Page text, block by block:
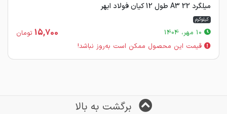
میلگرد 22 A3 طول 12 کیان فولاد ابهر
کیلوگرم
15,700 تومان
قیمت این محصول ممکن است به‌روز نباشد!
برگشت به بالا